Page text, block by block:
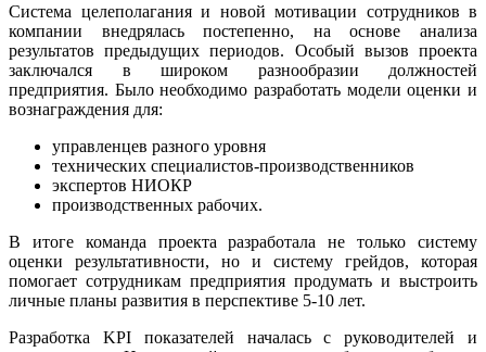
Система целеполагания и новой мотивации сотрудников в
компании внедрялась постепенно, на основе анализа
результатов предыдущих периодов. Особый вызов проекта
заключался в широком разнообразии должностей
предприятия. Было необходимо разработать модели оценки и
вознаграждения для:
управленцев разного уровня
технических специалистов-производственников
экспертов НИОКР
производственных рабочих.
В итоге команда проекта разработала не только систему
оценки результативности, но и систему грейдов, которая
помогает сотрудникам предприятия продумать и выстроить
личные планы развития в перспективе 5-10 лет.
Разработка KPI показателей началась с руководителей и